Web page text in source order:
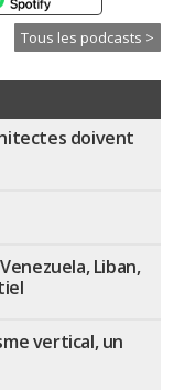
Tous les podcasts >
doivent
Liban,
vertical, un